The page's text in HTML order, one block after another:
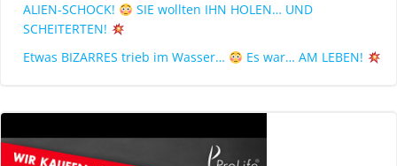
ALIEN-SCHOCK!
SIE wollten IHN HOLEN… UND
SCHEITERTEN!
Etwas BIZARRES trieb im Wasser…
Es war… AM LEBEN!